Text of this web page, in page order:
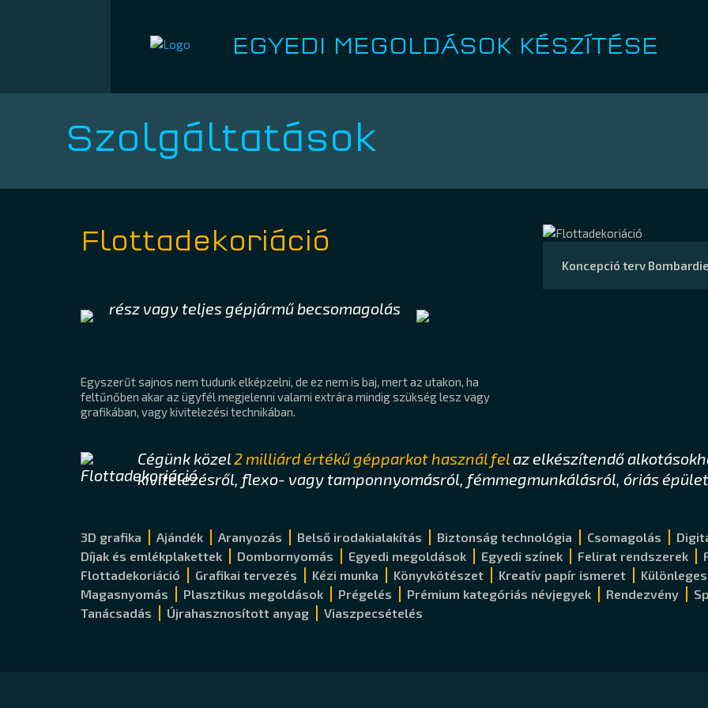
EGYEDI MEGOLDÁSOK KÉSZÍTÉSE
Szolgáltatások
Flottadekoriáció
rész vagy teljes gépjármű becsomagolás
Egyszerűt sajnos nem tudunk elképzelni, de ez nem is baj, mert az utakon, ha
feltűnőben akar az ügyfél megjelenni valami extrára mindig szükség lesz vagy
grafikában, vagy kivitelezési technikában.
Koncepció terv
Cégünk közel2 milliárd értékű gépparkot használ felaz elkészítendő
kivitelezésről, flexo- vagy tamponnyomásról, fémmegmunkálásról, óriás
3D grafika Ajándék Aranyozás Belső irodakialakítás Biztonság technológia Csomagolás
Díjak és emlékplakettek
Dombornyomás Egyedi megoldások Egyedi színek Felirat rendszerek
Flottadekoriáció
Grafikai tervezés Kézi munka Könyvkötészet Kreatív papír ismeret
Magasnyomás
Plasztikus megoldások Prégelés Prémium kategóriás névjegyek Rendezvény
Tanácsadás
Újrahasznosított anyag Viaszpecsételés